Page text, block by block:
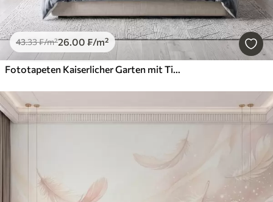
43.33₣/m²26.00 ₣/m²
Fototapeten Kaiserlicher Garten mit Tieren im orientalischen Stil – Affe, Leopard, Tiger, Pfau und Reiher